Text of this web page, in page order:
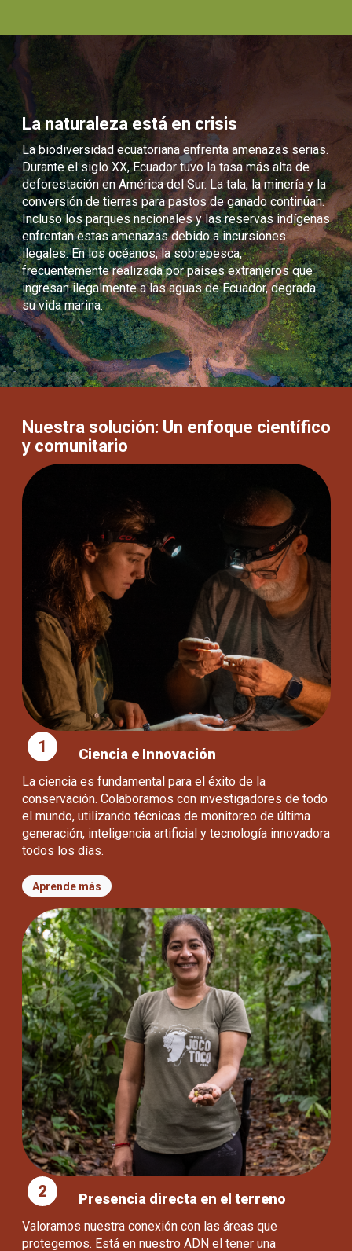
La naturaleza está en crisis
La biodiversidad ecuatoriana enfrenta amenazas serias.
Durante el siglo XX, Ecuador tuvo la tasa más alta de
deforestación en América del Sur. La tala, la minería y la
conversión de tierras para pastos de ganado continúan.
Incluso los parques nacionales y las reservas indígenas
enfrentan estas amenazas debido a incursiones
ilegales. En los océanos, la sobrepesca,
frecuentemente realizada por países extranjeros que
ingresan ilegalmente a las aguas de Ecuador, degrada
su vida marina.
Nuestra solución: Un enfoque científico
y comunitario
1 Ciencia e Innovación
La ciencia es fundamental para el éxito de la
conservación. Colaboramos con investigadores de todo
el mundo, utilizando técnicas de monitoreo de última
generación, inteligencia artificial y tecnología innovadora
todos los días.
Aprende más
2 Presencia directa en el terreno
Valoramos nuestra conexión con las áreas que
protegemos. Está en nuestro ADN el tener una